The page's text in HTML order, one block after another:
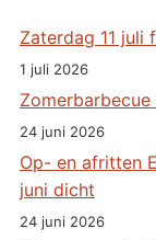
Zaterdag 11 juli
1 juli 2026
24 juni 2026
Op- en afritten
juni dicht
24 juni 2026